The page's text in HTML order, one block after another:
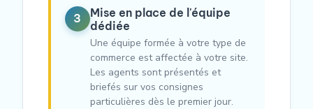
3
Mise en place de l'équipe
dédiée
Une équipe formée à votre type de
commerce est affectée à votre site.
Les agents sont présentés et
briefés sur vos consignes
particulières dès le premier jour.